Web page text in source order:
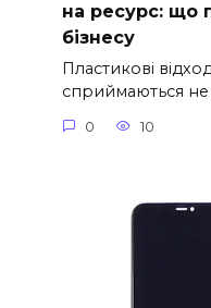
на ресурс: що
бізнесу
Пластикові
сприймаються не
0 10